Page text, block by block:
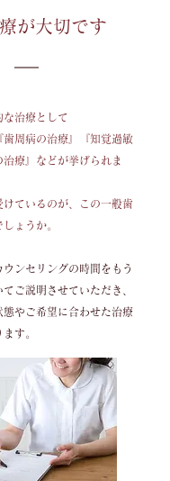
が大切です
治療として
歯周病の治療』『知覚過敏
療』などが挙げられま
けているのが、この一般歯
ょうか。
ンセリングの時間をもう
ご説明させていただき、
態やご希望に合わせた治療
す。